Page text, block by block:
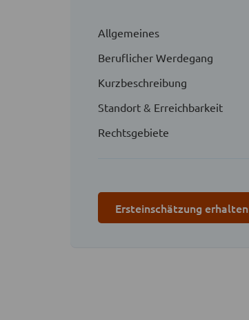
Allgemeines
Beruflicher Werdegang
Kurzbeschreibung
Standort & Erreichbarkeit
Rechtsgebiete
Ersteinschätzung erhalten